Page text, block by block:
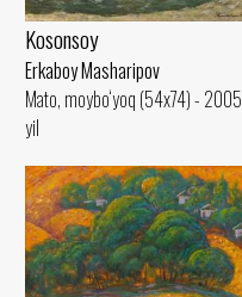
Kosonsoy
Erkaboy Masharipov
Mato, moybo‘yoq (54x74) - 2005
yil